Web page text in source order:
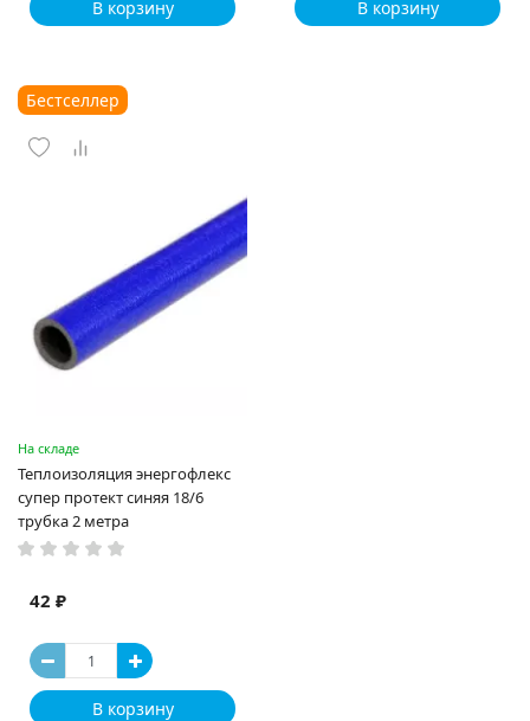
В корзину В корзину
Бестселлер
На складе
Теплоизоляция энергофлекс
супер протект синяя 18/6
трубка 2 метра
42 ₽
В корзину